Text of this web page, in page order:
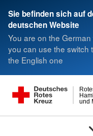
Sie befinden sich auf
deutschen Website
You are on the German
you can use the switch
the English one
und